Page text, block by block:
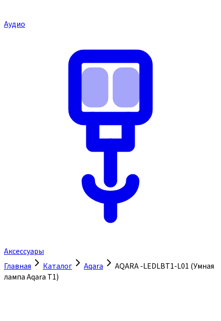
Аудио
Аксессуары
Главная
Каталог Aqara
AQARA -LEDLBT1-L01 (Умная
лампа Aqara T1)